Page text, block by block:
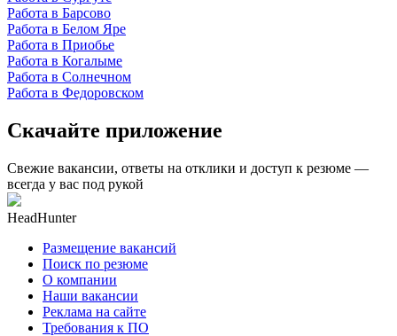
Работа в Барсово
Работа в Белом Яре
Работа в Приобье
Работа в Когалыме
Работа в Солнечном
Работа в Федоровском
Скачайте приложение
Свежие вакансии, ответы на отклики и доступ к резюме —
всегда у вас под рукой
HeadHunter
Размещение вакансий
Поиск по резюме
О компании
Наши вакансии
Реклама на сайте
Требования к ПО